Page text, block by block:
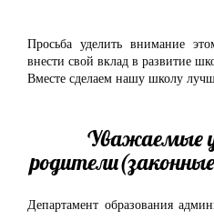
Просьба уделить внимание
внести свой вклад в развитие
Вместе сделаем нашу школу
Уважаемые
Департамент образования